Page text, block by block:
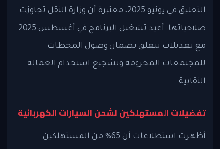
التعليق في يونيو 2025، معتبرة أن وزارة النقل تجاوزت
صلاحياتها. أعيد تشغيل البرنامج في أغسطس 2025
مع تعديلات تتعلق بضمان وصول المحطات
للمجتمعات المحرومة وتشجيع استخدام العمالة
النقابية.
تفضيلات المستهلكين لشحن السيارات الكهربائية
أظهرت استطلاعات أن 65% من المستهلكين